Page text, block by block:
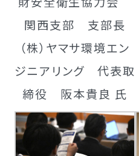
関西支部 支部長
（株）ヤマサ環境エン
ジニアリング 代表取
締役 阪本貴良 氏